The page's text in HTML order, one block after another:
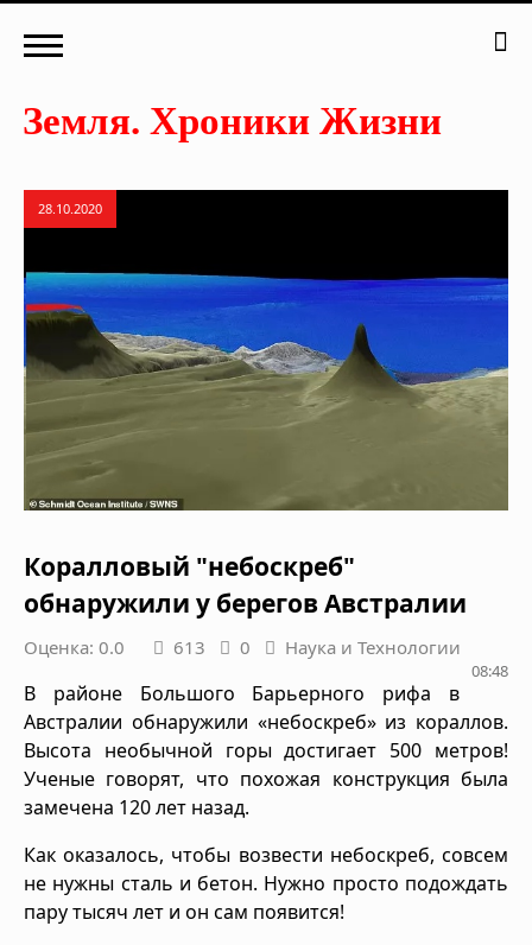
28.10.2020
Коралловый "небоскреб"
обнаружили у берегов Австралии
Оценка: 0.0 613 0 Наука и Технологии
08:48
В районе Большого Барьерного рифа в
Австралии обнаружили «небоскреб» из кораллов.
Высота необычной горы достигает 500 метров!
Ученые говорят, что похожая конструкция была
замечена 120 лет назад.
Как оказалось, чтобы возвести небоскреб, совсем
не нужны сталь и бетон. Нужно просто подождать
пару тысяч лет и он сам появится!